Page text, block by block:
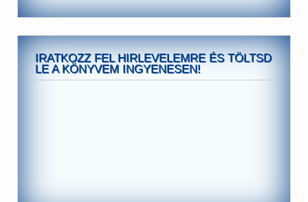
IRATKOZZ FEL HIRLEVELEMRE ÉS TÖLTSD
LE A KÖNYVEM INGYENESEN!